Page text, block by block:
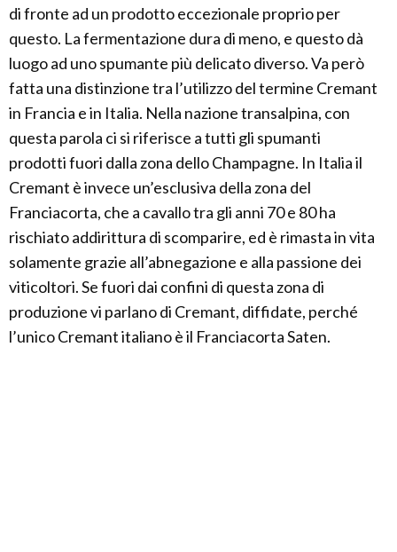
di fronte ad un prodotto eccezionale proprio per
questo. La fermentazione dura di meno, e questo dà
luogo ad uno spumante più delicato diverso. Va però
fatta una distinzione tra l’utilizzo del termine Cremant
in Francia e in Italia. Nella nazione transalpina, con
questa parola ci si riferisce a tutti gli spumanti
prodotti fuori dalla zona dello Champagne. In Italia il
Cremant è invece un’esclusiva della zona del
Franciacorta, che a cavallo tra gli anni 70 e 80 ha
rischiato addirittura di scomparire, ed è rimasta in vita
solamente grazie all’abnegazione e alla passione dei
viticoltori. Se fuori dai confini di questa zona di
produzione vi parlano di Cremant, diffidate, perché
l’unico Cremant italiano è il Franciacorta Saten.